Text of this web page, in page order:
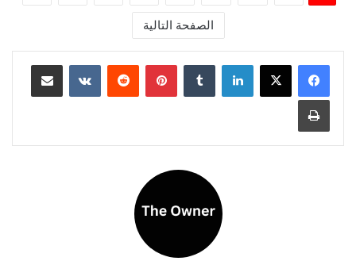
الصفحة التالية
لينكدإن بينتيريست مشاركة عبر البريد
طباعة